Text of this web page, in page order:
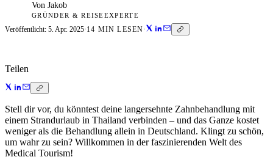
Von Jakob
GRÜNDER & REISEEXPERTE
Veröffentlicht: 5. Apr. 2025·14 MIN LESEN·
Teilen
Stell dir vor, du könntest deine langersehnte Zahnbehandlung mit
einem Strandurlaub in Thailand verbinden – und das Ganze kostet
weniger als die Behandlung allein in Deutschland. Klingt zu schön,
um wahr zu sein? Willkommen in der faszinierenden Welt des
Medical Tourism!